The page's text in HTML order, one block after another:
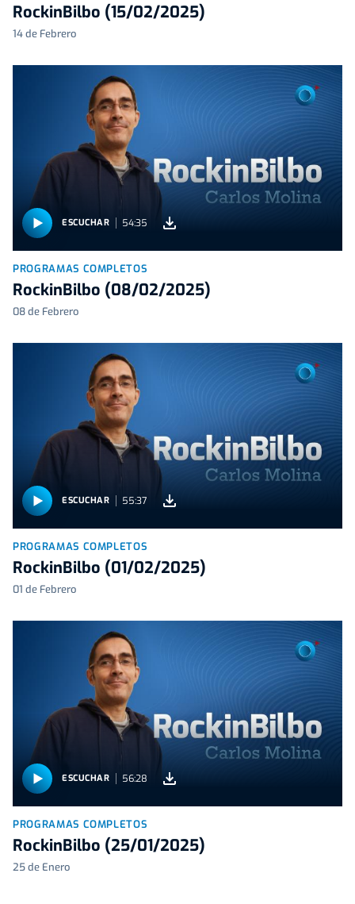
RockinBilbo (15/02/2025)
14 de Febrero
ESCUCHAR 54:35
PROGRAMAS COMPLETOS
RockinBilbo (08/02/2025)
08 de Febrero
ESCUCHAR 55:37
PROGRAMAS COMPLETOS
RockinBilbo (01/02/2025)
01 de Febrero
ESCUCHAR 56:28
PROGRAMAS COMPLETOS
RockinBilbo (25/01/2025)
25 de Enero